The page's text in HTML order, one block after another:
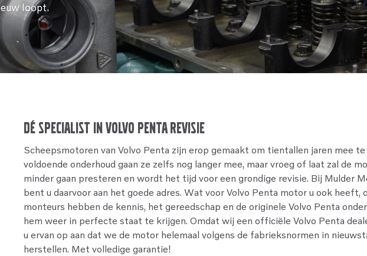
loopt.
Dé specialist in Volvo Penta revisie
Scheepsmotoren van Volvo Penta zijn erop gemaakt om tientallen jaren mee te
voldoende onderhoud gaan ze zelfs nog langer mee, maar vroeg of laat zal de
minder gaan presteren en wordt het tijd voor een grondige revisie. Bij Mulder
bent u daarvoor aan het goede adres. Wat voor Volvo Penta motor u ook heeft,
monteurs hebben de kennis, het gereedschap en de originele Volvo Penta
hem weer in perfecte staat te krijgen. Omdat wij een officiële Volvo Penta
u ervan op aan dat we de motor helemaal volgens de fabrieksnormen in
herstellen. Met volledige garantie!